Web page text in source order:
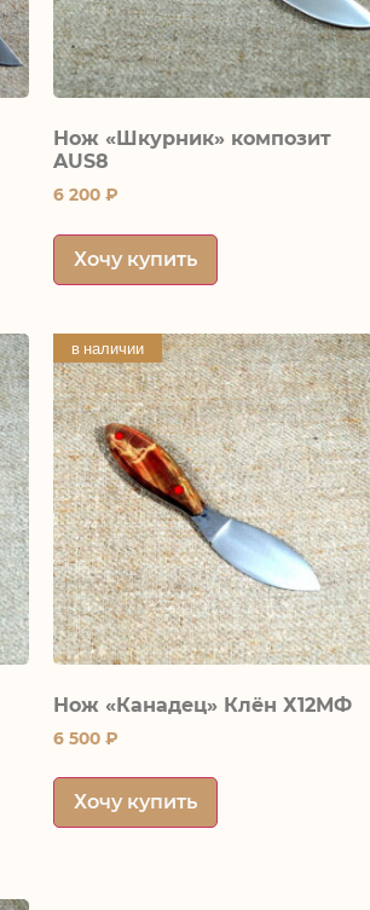
Нож «Шкурник» композит
AUS8
6 200₽
Хочу купить
в наличии
Нож «Канадец» Клён Х12МФ
6 500₽
Хочу купить